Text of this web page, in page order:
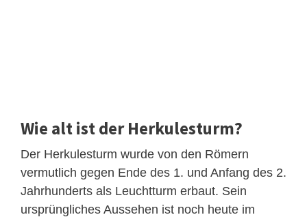
Wie alt ist der Herkulesturm?
Der Herkulesturm wurde von den Römern
vermutlich gegen Ende des 1. und Anfang des 2.
Jahrhunderts als Leuchtturm erbaut. Sein
ursprüngliches Aussehen ist noch heute im